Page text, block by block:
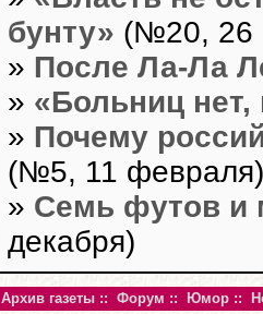
бунту» (№20, 26
» После Ла-Ла
» «Больниц нет,
» Почему
(№5, 11 февраля)
» Семь футов и
декабря)
Архив газеты :: Форум :: Юмор ::